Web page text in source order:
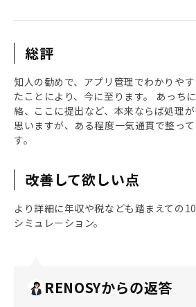
総評
知人の勧めで、アプリ管理でわかりや
たことにより、今に至ります。 あっち
絡、ここに提出など、本来ならば処理
思いますが、ある程度一気通貫で整っ
す。
改善して欲しい点
より詳細に年収や税なども踏まえての
シミュレーション。
RENOSYからの返答